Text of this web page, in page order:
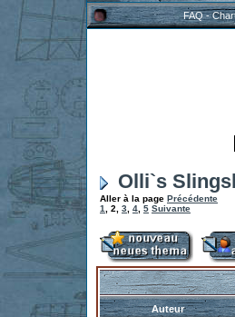
FAQ-
Olli`s
Aller à la page Précédente
1
2 3 4 5 Suivante
Auteur